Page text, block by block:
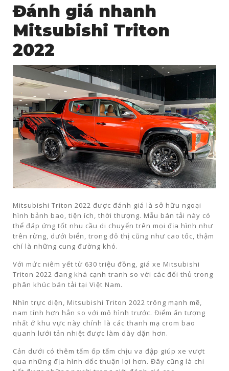
Đánh giá nhanh
Mitsubishi Triton
2022
Mitsubishi Triton 2022 được đánh giá là sở hữu ngoại
hình bảnh bao, tiện ích, thời thượng. Mẫu bán tải này có
thể đáp ứng tốt nhu cầu di chuyển trên mọi địa hình như
trên rừng, dưới biển, trong đô thị cũng như cao tốc, thậm
chí là những cung đường khó.
Với mức niêm yết từ 630 triệu đồng, giá xe Mitsubishi
Triton 2022 đang khá cạnh tranh so với các đối thủ trong
phân khúc bán tải tại Việt Nam.
Nhìn trực diện, Mitsubishi Triton 2022 trông mạnh mẽ,
nam tính hơn hẳn so với mô hình trước. Điểm ấn tượng
nhất ở khu vực này chính là các thanh mạ crom bao
quanh lưới tản nhiệt được làm dày dặn hơn.
Cản dưới có thêm tấm ốp tấm chịu va đập giúp xe vượt
qua những địa hình dốc thuận lợi hơn. Đây cũng là chi